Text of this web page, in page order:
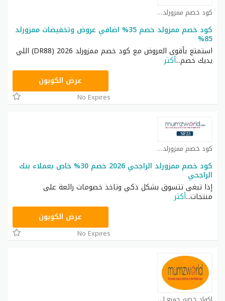
كود خصم ممزورلد كوبون
كود خصم ممزولد خصم 35% اضافي عروض وتخفيضات ممزورلد
85%
استمتع بأقوى العروض مع كود خصم ممزورلد 2026 (DR88) اللي
يديك خصم...أكثر
عرض الكوبون
No Expires
كود خصم ممزورلد كوبون
كود خصم ممزورلد الراجحي 2026 خصم 30% خاص بعملاء بنك
الراجحي
إذا تبغى تتسوق بشكل ذكي وتاخذ خصومات رائعة على
منتجات...أكثر
عرض الكوبون
No Expires